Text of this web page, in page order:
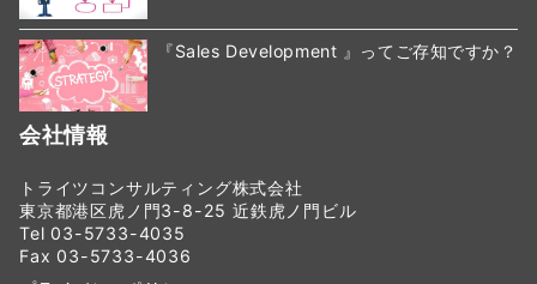
『Sales Development 』ってご存知ですか？
会社情報
トライツコンサルティング株式会社
東京都港区虎ノ門3-8-25 近鉄虎ノ門ビル
Tel 03-5733-4035
Fax 03-5733-4036